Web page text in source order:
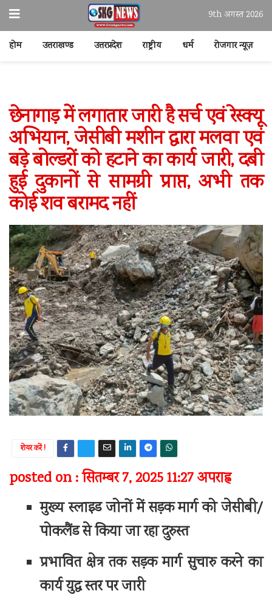
9th अगस्त 2026
होम उत्तराखण्ड उत्तरप्रदेश राष्ट्रीय धर्म रोजगार न्यूज़
छेनागाड़ में लगातार जारी है सर्च एवं रेस्क्यू
अभियान, जेसीबी मशीन द्वारा मलवा एवं
बड़े बोल्डरों को हटाने का कार्य जारी, दबी
हुई दुकानों से सामग्री प्राप्त, अभी तक
कोई शव बरामद नहीं
शेयर करें !
posted on : सितम्बर 7, 2025 11:27 अपराह्न
मुख्य स्लाइड जोनों में सड़क मार्ग को जेसीबी/
पोकलैंड से किया जा रहा दुरुस्त
प्रभावित क्षेत्र तक सड़क मार्ग सुचारु करने का
कार्य युद्ध स्तर पर जारी